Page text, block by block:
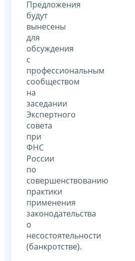
Предложения
будут
вынесены
для
обсуждения
с
профессиональным
сообществом
на
заседании
Экспертного
совета
при
ФНС
России
по
совершенствованию
практики
применения
законодательства
о
несостоятельности
(банкротстве).